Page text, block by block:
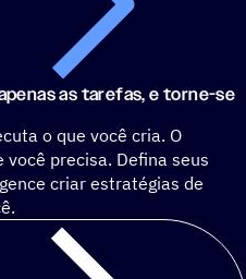
as tarefas, e torne-se
o que você cria. O
precisa. Defina seus
criar estratégias de